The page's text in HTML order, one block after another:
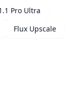
Pro Ultra
Flux Upscale